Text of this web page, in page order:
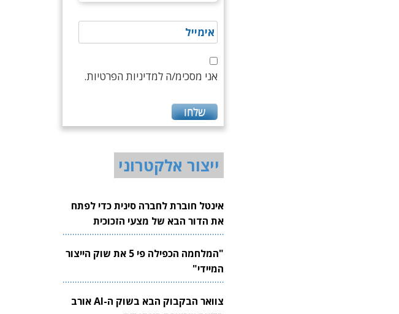
אני מסכימ/ה למדיניות הפרטיות.
ייצור אלקטרוני
אינטל חוברת לחברה סינית כדי לפתח
את הדור הבא של מצעי הזכוכית
לשבבים
"המלחמה הכפילה פי 5 את שוק הייצור
המיידי"
צוואר הבקבוק הבא בשוק ה-AI אורב